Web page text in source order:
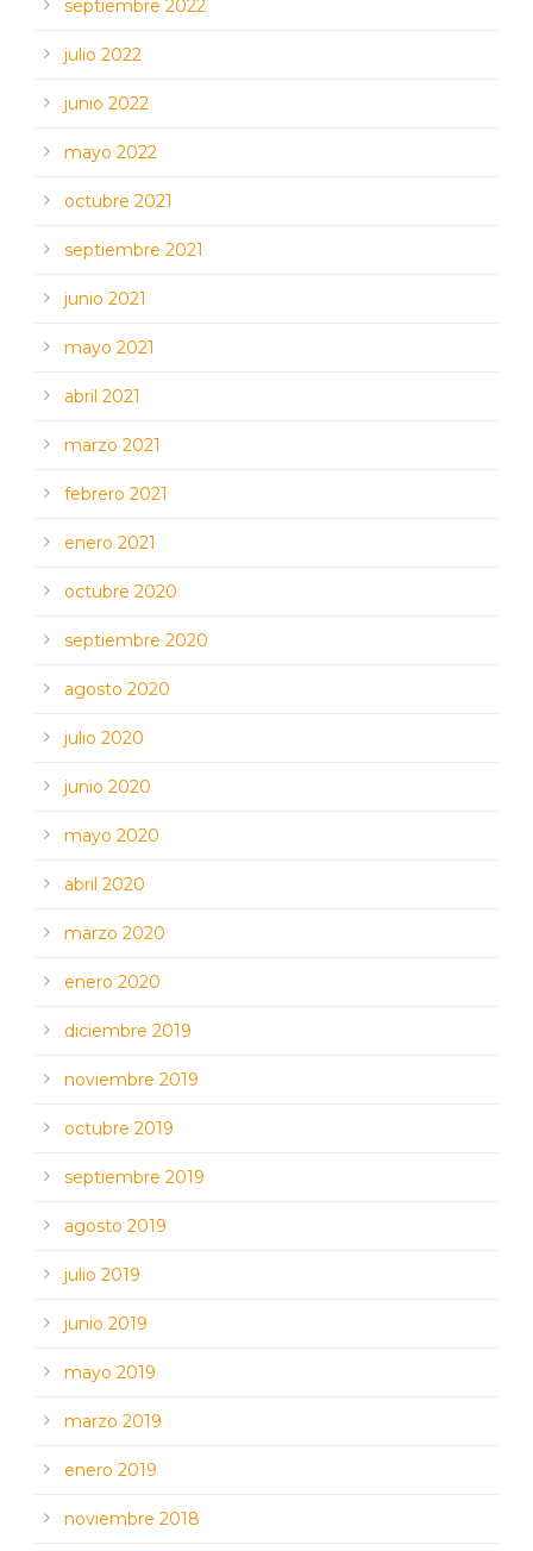
septiembre 2022
julio 2022
junio 2022
mayo 2022
octubre 2021
septiembre 2021
junio 2021
mayo 2021
abril 2021
marzo 2021
febrero 2021
enero 2021
octubre 2020
septiembre 2020
agosto 2020
julio 2020
junio 2020
mayo 2020
abril 2020
marzo 2020
enero 2020
diciembre 2019
noviembre 2019
octubre 2019
septiembre 2019
agosto 2019
julio 2019
junio 2019
mayo 2019
marzo 2019
enero 2019
noviembre 2018